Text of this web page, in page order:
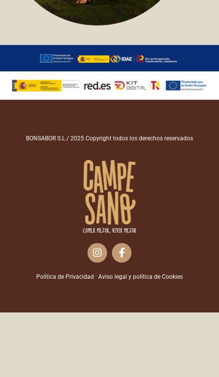
BONSABOR S.L / 2025 Copyright todos los derechos reservados
Política de Privacidad · Aviso legal y política de Cookies